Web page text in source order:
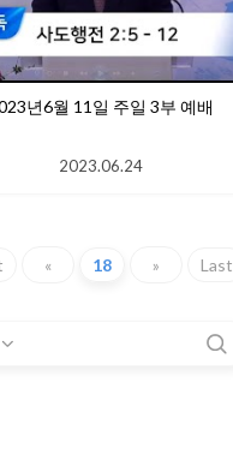
년6월 11일 주일 3부 예배
2023.06.24
« 18 » Last